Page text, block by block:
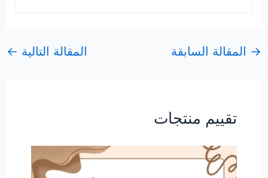
→ المقالة السابقة المقالة التالية ←
تقييم منتجات